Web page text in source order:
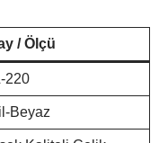
/ Ölçü
220
Beyaz